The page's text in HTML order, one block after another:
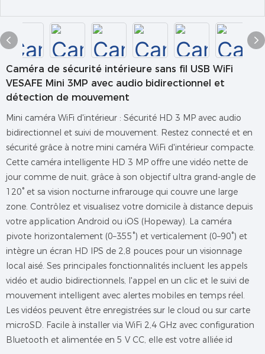
Caméra de sécurité intérieure sans fil USB WiFi
VESAFE Mini 3MP avec audio bidirectionnel et
détection de mouvement
Mini caméra WiFi d'intérieur : Sécurité HD 3 MP avec audio
bidirectionnel et suivi de mouvement. Restez connecté et en
sécurité grâce à notre mini caméra WiFi d'intérieur compacte.
Cette caméra intelligente HD 3 MP offre une vidéo nette de
jour comme de nuit, grâce à son objectif ultra grand-angle de
120° et sa vision nocturne infrarouge qui couvre une large
zone. Contrôlez et visualisez votre domicile à distance depuis
votre application Android ou iOS (Hopeway). La caméra
pivote horizontalement (0–355°) et verticalement (0–90°) et
intègre un écran HD IPS de 2,8 pouces pour un visionnage
local aisé. Ses principales fonctionnalités incluent les appels
vidéo et audio bidirectionnels, l'appel en un clic et le suivi de
mouvement intelligent avec alertes mobiles en temps réel.
Les vidéos peuvent être enregistrées sur le cloud ou sur carte
microSD. Facile à installer via WiFi 2,4 GHz avec configuration
Bluetooth et alimentée en 5 V CC, elle est votre alliée id